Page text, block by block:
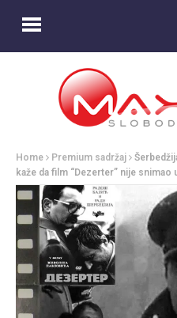
Home Premium sadržaj
kaže da film “Dezerter” nije snimao